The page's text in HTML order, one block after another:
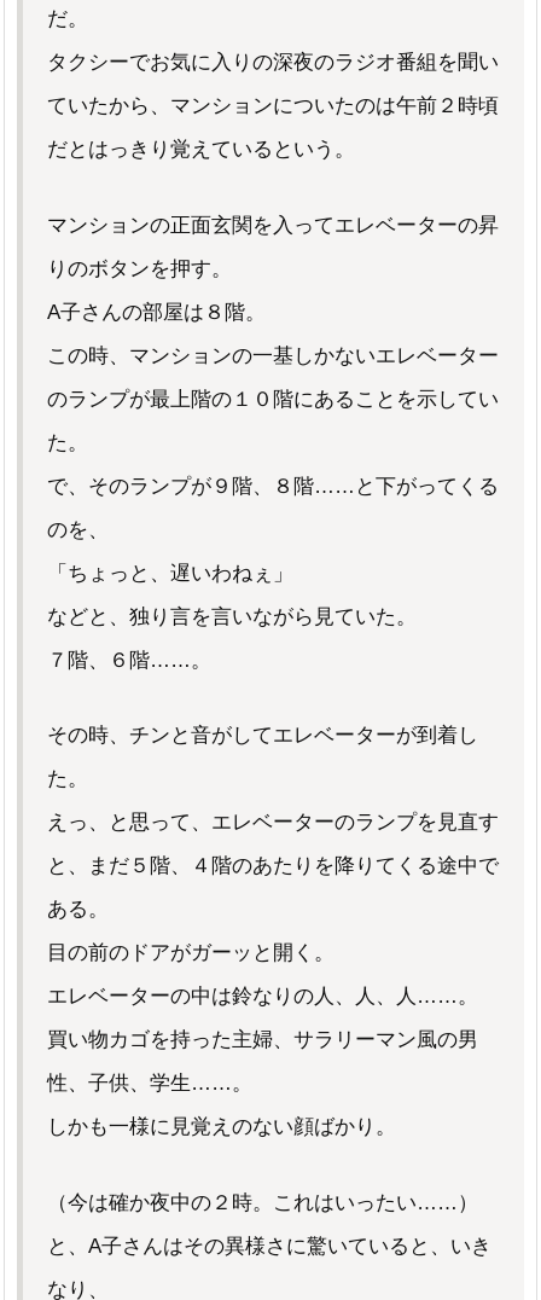
だ。
タクシーでお気に入りの深夜のラジオ番組を聞い
ていたから、マンションについたのは午前２時頃
だとはっきり覚えているという。
マンションの正面玄関を入ってエレベーターの昇
りのボタンを押す。
A子さんの部屋は８階。
この時、マンションの一基しかないエレベーター
のランプが最上階の１０階にあることを示してい
た。
で、そのランプが９階、８階……と下がってくる
のを、
「ちょっと、遅いわねぇ」
などと、独り言を言いながら見ていた。
７階、６階……。
その時、チンと音がしてエレベーターが到着し
た。
えっ、と思って、エレベーターのランプを見直す
と、まだ５階、４階のあたりを降りてくる途中で
ある。
目の前のドアがガーッと開く。
エレベーターの中は鈴なりの人、人、人……。
買い物カゴを持った主婦、サラリーマン風の男
性、子供、学生……。
しかも一様に見覚えのない顔ばかり。
（今は確か夜中の２時。これはいったい……）
と、A子さんはその異様さに驚いていると、いき
なり、